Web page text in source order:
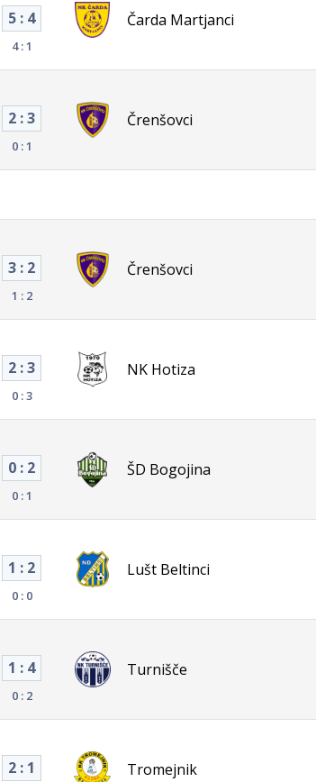
5 : 4
4 : 1
Čarda Martjanci
2 : 3
0 : 1
Črenšovci
3 : 2
1 : 2
Črenšovci
2 : 3
0 : 3
NK Hotiza
0 : 2
0 : 1
ŠD Bogojina
1 : 2
0 : 0
Lušt Beltinci
1 : 4
0 : 2
Turnišče
2 : 1 Tromejnik